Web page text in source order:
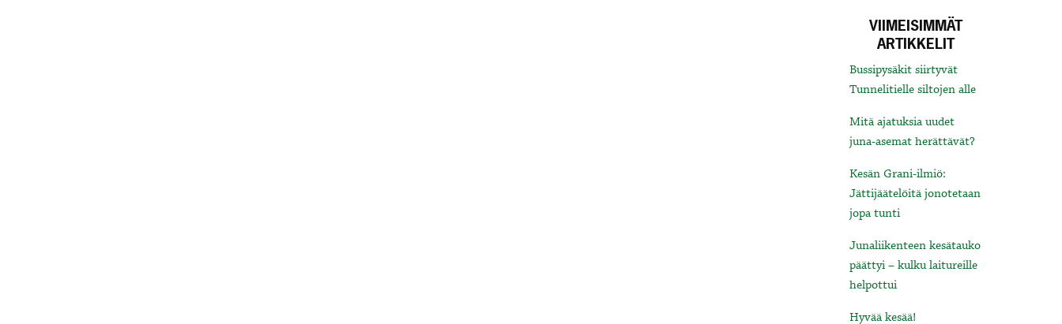
VIIMEISIMMÄT
ARTIKKELIT
Bussipysäkit siirtyvät
Tunnelitielle siltojen alle
Mitä ajatuksia uudet
juna-asemat herättävät?
Kesän Grani-ilmiö:
Jättijäätelöitä jonotetaan
jopa tunti
Junaliikenteen kesätauko
päättyi – kulku laitureille
helpottui
Hyvää kesää!